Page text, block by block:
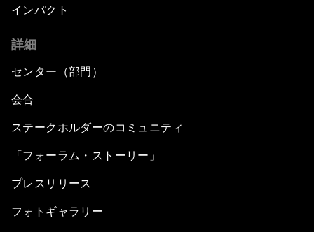
インパクト
詳細
センター（部門）
会合
ステークホルダーのコミュニティ
「フォーラム・ストーリー」
プレスリリース
フォトギャラリー